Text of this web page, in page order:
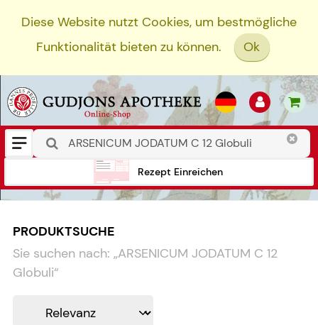
Diese Website nutzt Cookies, um bestmögliche
Funktionalität bieten zu können.
Ok
Rezept Einreichen
PRODUKTSUCHE
Sie suchen nach: „ARSENICUM JODATUM C 12
Globuli“